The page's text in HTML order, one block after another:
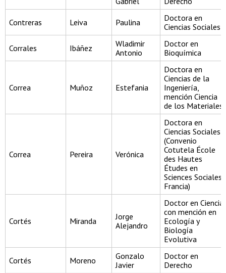
Contreras Leiva Paulina
Doctora en
Ciencias Sociales
Corrales Ibáñez
Wladimir
Antonio
Doctor en
Bioquímica
Correa Muñoz Estefania
Doctora en
Ciencias de la
Ingeniería,
mención Ciencia
de los Materiales
Correa Pereira Verónica
Doctora en
Ciencias Sociales
(Convenio
Cotutela École
des Hautes
Études en
Sciences Sociales,
Francia)
Cortés Miranda
Jorge
Alejandro
Doctor en
con mención en
Ecología y
Biología
Evolutiva
Cortés Moreno
Gonzalo
Javier
Doctor en
Derecho